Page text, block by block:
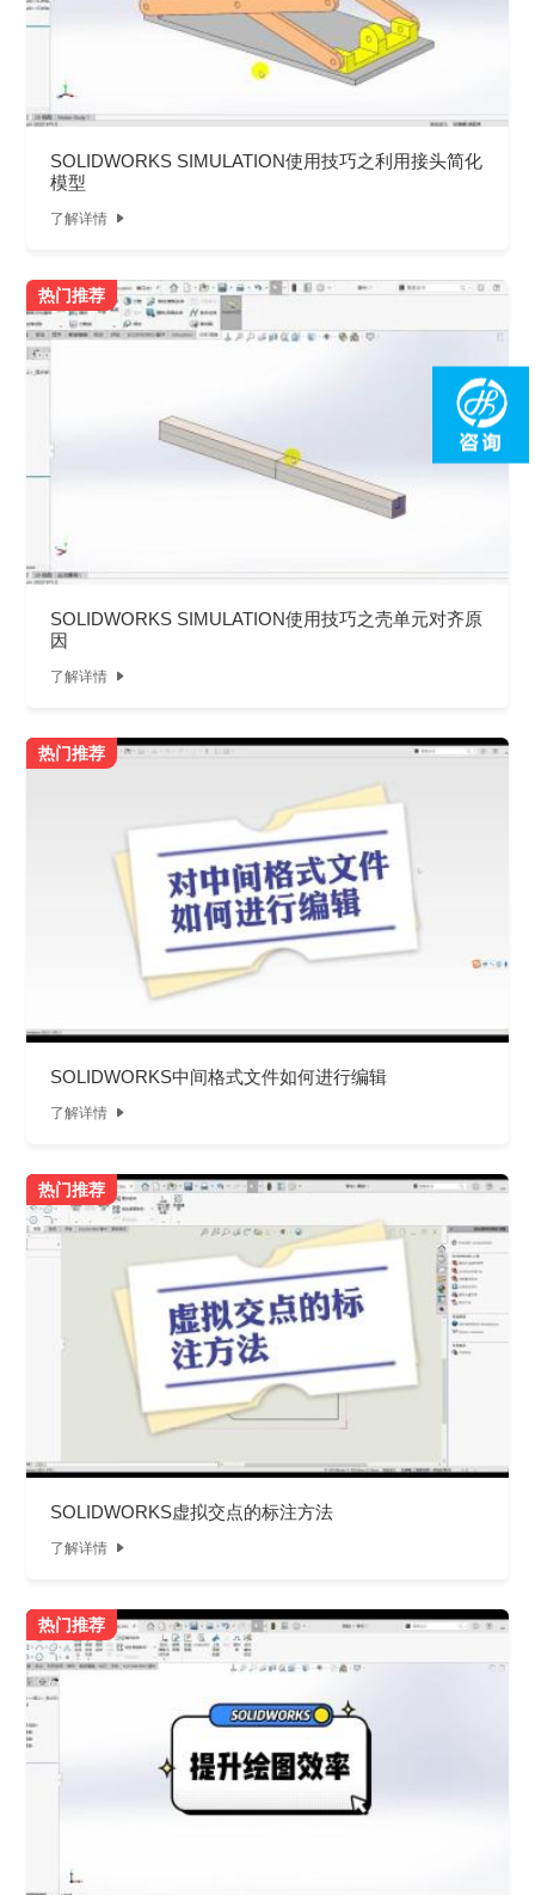
SOLIDWORKS SIMULATION使用技巧之利用接头简化
模型
了解详情 
热门推荐
SOLIDWORKS SIMULATION使用技巧之壳单元对齐原
因
了解详情 
热门推荐
SOLIDWORKS中间格式文件如何进行编辑
了解详情 
热门推荐
SOLIDWORKS虚拟交点的标注方法
了解详情 
热门推荐